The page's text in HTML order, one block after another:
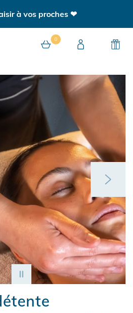
à vos proches ❤
0
0 article au panier